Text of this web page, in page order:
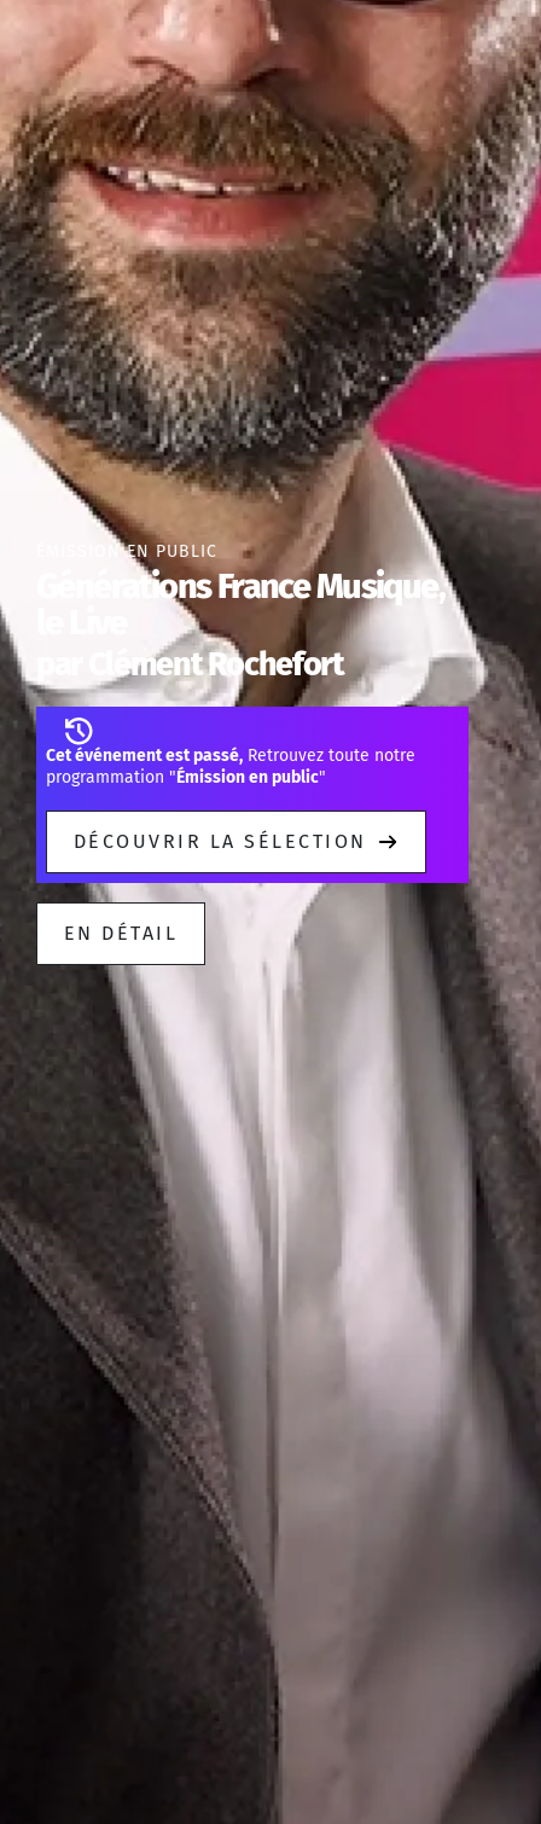
ÉMISSION EN PUBLIC
Générations France Musique,
par Clément Rochefort
Cet événement est passé, Retrouvez toute notre
programmation "Émission en public"
DÉCOUVRIR LA SÉLECTION
EN DÉTAIL